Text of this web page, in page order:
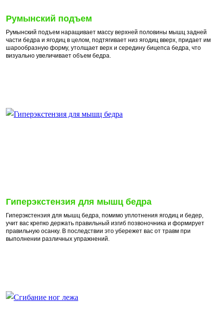
Румынский подъем
Румынский подъем наращивает массу верхней половины мышц задней
части бедра и ягодиц в целом, подтягивает низ ягодиц вверх, придает им
шарообразную форму, утолщает верх и середину бицепса бедра, что
визуально увеличивает объем бедра.
Гиперэкстензия для мышц бедра
Гиперэкстензия для мышц бедра, помимо уплотнения ягодиц и бедер,
учит вас крепко держать правильный изгиб позвоночника и формирует
правильную осанку. В последствии это убережет вас от травм при
выполнении различных упражнений.